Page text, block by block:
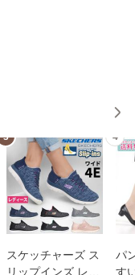
3
スケッチャーズ ス
リップインズ レデ
4
パ
す